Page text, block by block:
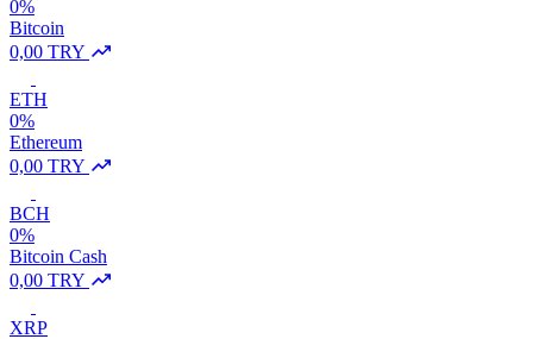
0%
Bitcoin
0,00 TRY
ETH
0%
Ethereum
0,00 TRY
BCH
0%
Bitcoin Cash
0,00 TRY
XRP